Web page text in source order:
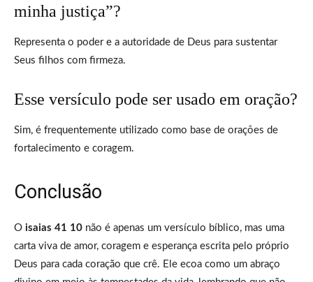
minha justiça”?
Representa o poder e a autoridade de Deus para sustentar
Seus filhos com firmeza.
Esse versículo pode ser usado em oração?
Sim, é frequentemente utilizado como base de orações de
fortalecimento e coragem.
Conclusão
O isaias 41 10 não é apenas um versículo bíblico, mas uma
carta viva de amor, coragem e esperança escrita pelo próprio
Deus para cada coração que crê. Ele ecoa como um abraço